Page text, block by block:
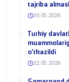
tajriba
30.05.2026
​Turkiy
o‘tkazildi
22.05.2026